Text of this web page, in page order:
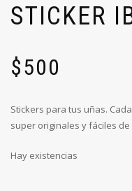
STICKER
$500
Stickers para tus uñas.
super originales y fáciles de
Hay existencias